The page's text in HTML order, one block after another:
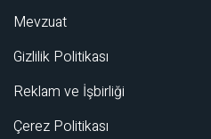
Mevzuat
Gizlilik Politikası
Reklam ve İşbirliği
Çerez Politikası